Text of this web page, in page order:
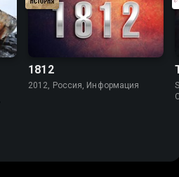
1812
2012, Россия, Информация